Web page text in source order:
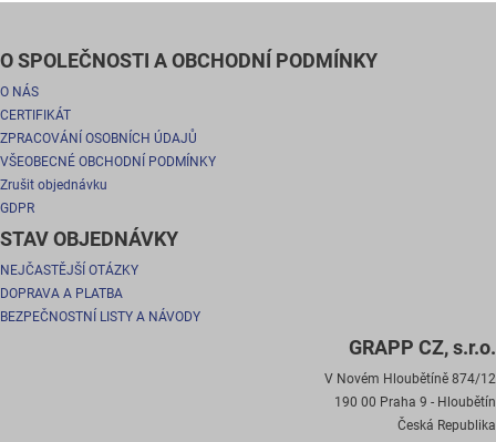
O SPOLEČNOSTI A OBCHODNÍ PODMÍNKY
O NÁS
CERTIFIKÁT
ZPRACOVÁNÍ OSOBNÍCH ÚDAJŮ
VŠEOBECNÉ OBCHODNÍ PODMÍNKY
Zrušit objednávku
GDPR
STAV OBJEDNÁVKY
NEJČASTĚJŠÍ OTÁZKY
DOPRAVA A PLATBA
BEZPEČNOSTNÍ LISTY A NÁVODY
GRAPP CZ, s.r.o.
V Novém Hloubětíně 874/12
190 00 Praha 9 - Hloubětín
Česká Republika